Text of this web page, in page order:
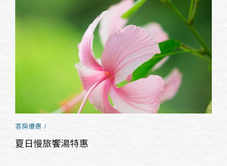
客房優惠
夏日慢旅饗湯特惠